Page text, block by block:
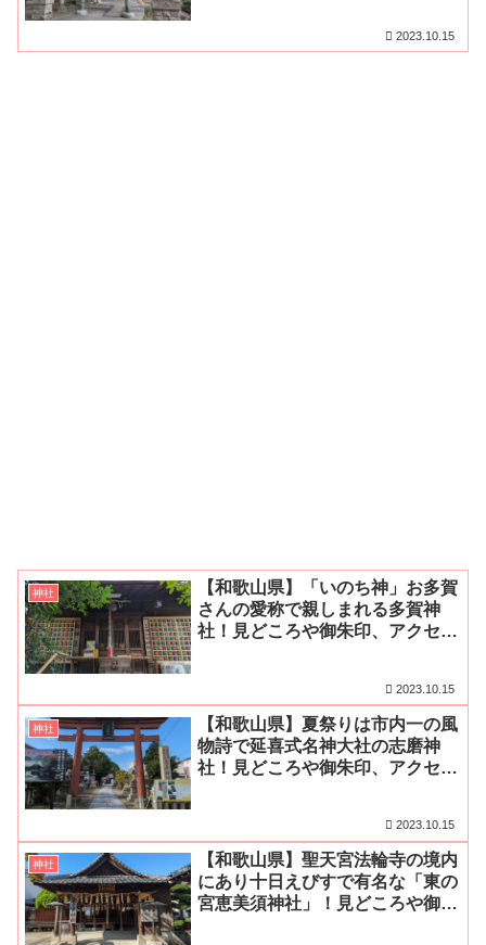
2023.10.15
神社
【和歌山県】「いのち神」お多賀
さんの愛称で親しまれる多賀神
社！見どころや御朱印、アクセ
2023.10.15
神社
【和歌山県】夏祭りは市内一の風
物詩で延喜式名神大社の志磨神
社！見どころや御朱印、アクセ
2023.10.15
神社
【和歌山県】聖天宮法輪寺の境内
にあり十日えびすで有名な「東の
宮恵美須神社」！見どころや御朱